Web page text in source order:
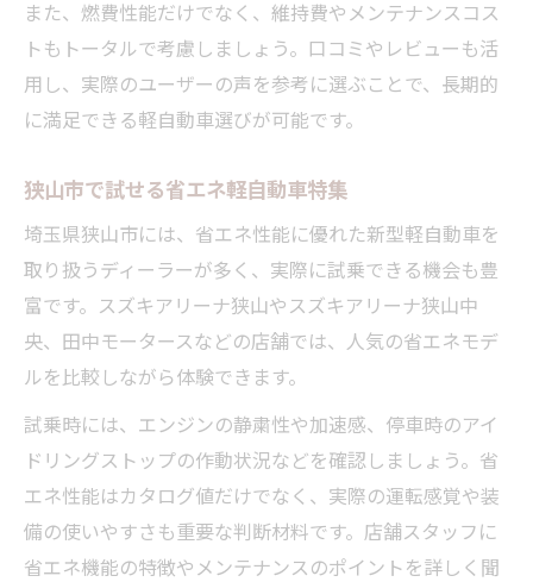
また、燃費性能だけでなく、維持費やメンテナンスコス
トもトータルで考慮しましょう。口コミやレビューも活
用し、実際のユーザーの声を参考に選ぶことで、長期的
に満足できる軽自動車選びが可能です。
狭山市で試せる省エネ軽自動車特集
埼玉県狭山市には、省エネ性能に優れた新型軽自動車を
取り扱うディーラーが多く、実際に試乗できる機会も豊
富です。スズキアリーナ狭山やスズキアリーナ狭山中
央、田中モータースなどの店舗では、人気の省エネモデ
ルを比較しながら体験できます。
試乗時には、エンジンの静粛性や加速感、停車時のアイ
ドリングストップの作動状況などを確認しましょう。省
エネ性能はカタログ値だけでなく、実際の運転感覚や装
備の使いやすさも重要な判断材料です。店舗スタッフに
省エネ機能の特徴やメンテナンスのポイントを詳しく聞